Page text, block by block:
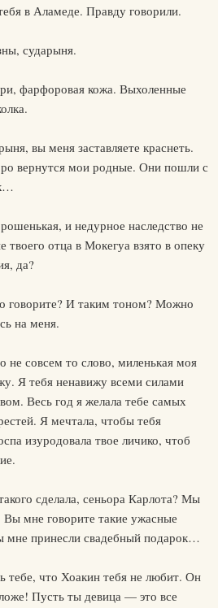
в Аламеде. Правду говорили.
сударыня.
фарфоровая кожа. Выхоленные
вы меня заставляете краснеть.
вернутся мои родные. Они пошли с
и недурное наследство не
твоего отца в Мокегуа взято в опеку
да?
говорите? И таким тоном? Можно
на меня.
совсем то слово, миленькая моя
Я тебя ненавижу всеми силами
Весь год я желала тебе самых
Я мечтала, чтобы тебя
изуродовала твое личико, чтоб
сделала, сеньора Карлота? Мы
Вы мне говорите такие ужасные
принесли свадебный подарок…
тебе, что Хоакин тебя не любит. Он
Пусть ты девица — это все